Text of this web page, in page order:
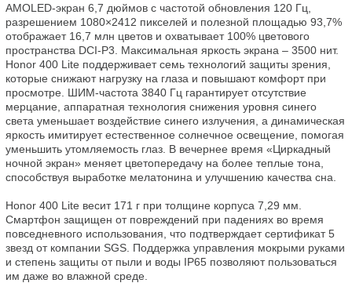
AMOLED-экран 6,7 дюймов с частотой обновления 120 Гц,
разрешением 1080×2412 пикселей и полезной площадью 93,7%
отображает 16,7 млн цветов и охватывает 100% цветового
пространства DCI-P3. Максимальная яркость экрана – 3500 нит.
Honor 400 Lite поддерживает семь технологий защиты зрения,
которые снижают нагрузку на глаза и повышают комфорт при
просмотре. ШИМ-частота 3840 Гц гарантирует отсутствие
мерцание, аппаратная технология снижения уровня синего
света уменьшает воздействие синего излучения, а динамическая
яркость имитирует естественное солнечное освещение, помогая
уменьшить утомляемость глаз. В вечернее время «Циркадный
ночной экран» меняет цветопередачу на более теплые тона,
способствуя выработке мелатонина и улучшению качества сна.
Honor 400 Lite весит 171 г при толщине корпуса 7,29 мм.
Смартфон защищен от повреждений при падениях во время
повседневного использования, что подтверждает сертификат 5
звезд от компании SGS. Поддержка управления мокрыми руками
и степень защиты от пыли и воды IP65 позволяют пользоваться
им даже во влажной среде.